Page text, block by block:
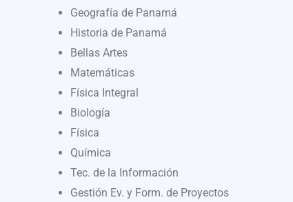
Geografía de Panamá
Historia de Panamá
Bellas Artes
Matemáticas
Física Integral
Biología
Física
Química
Tec. de la Información
Gestión Ev. y Form. de Proyectos